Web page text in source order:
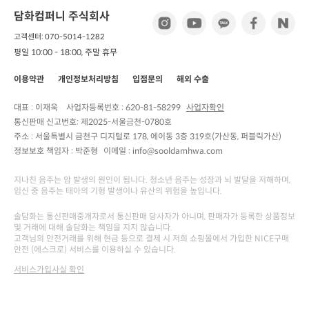
담화컴퍼니 주식회사
고객센터: 070-5014-1282
평일 10:00 - 18:00, 주말 휴무
이용약관 개인정보처리방침 입점문의 해외 수출
대표 : 이재욱 사업자등록번호 : 620-81-58299 사업자확인
통신판매 신고번호: 제2025-서울금천-0780호
주소 : 서울특별시 금천구 디지털로 178, 에이동 3층 319호(가산동, 퍼블릭가산)
정보보호 책임자 : 박준형 이메일 : info@sooldamhwa.com
지나친 음주는 암 발생의 원인이 됩니다. 청소년 음주는 성장과 뇌 발달을 저해하며,
임신 중 음주는 태아의 기형 발생이나 유산의 위험을 높입니다.
술담화는 통신판매중개자로서 통신판매 당사자가 아니며, 판매자가 등록한 상품정보
및 거래에 대해 술담화는 책임을 지지 않습니다.
고객님의 안전거래를 위해 현금 등으로 결제 시 저희 쇼핑몰에서 가입한 NICE구매
안전 (에스크로) 서비스를 이용하실 수 있습니다.
서비스가입사실 확인